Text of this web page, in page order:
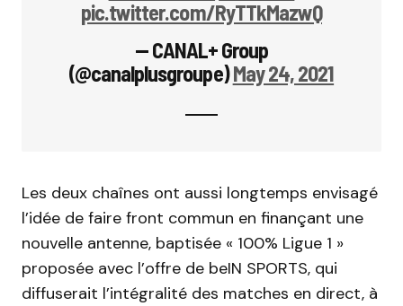
pic.twitter.com/RyTTkMazwQ
— CANAL+ Group
(@canalplusgroupe)May 24, 2021
Les deux chaînes ont aussi longtemps envisagé
l’idée de faire front commun en finançant une
nouvelle antenne, baptisée « 100% Ligue 1 »
proposée avec l’offre de beIN SPORTS, qui
diffuserait l’intégralité des matches en direct, à